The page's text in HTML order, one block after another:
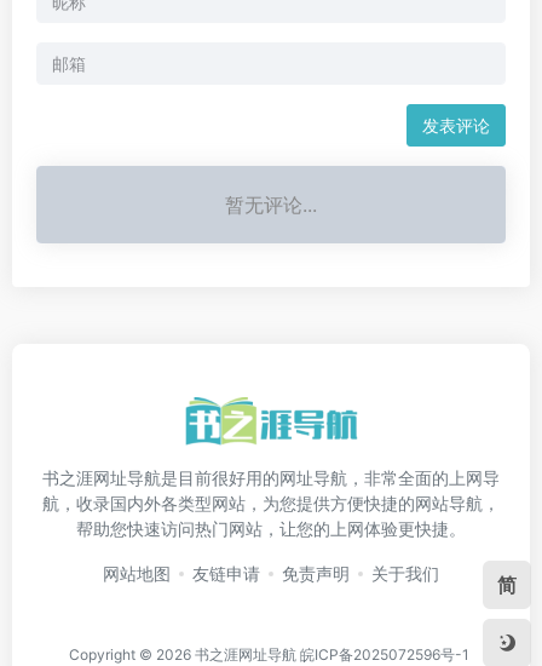
发表评论
暂无评论...
书之涯网址导航是目前很好用的网址导航，非常全面的上网导
航，收录国内外各类型网站，为您提供方便快捷的网站导航，
帮助您快速访问热门网站，让您的上网体验更快捷。
网站地图 友链申请 免责声明 关于我们
Copyright © 2026 书之涯网址导航 皖ICP备2025072596号-1
简